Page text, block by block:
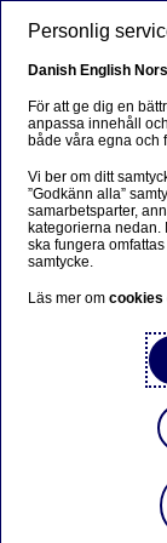
Siden findes
Bliv på siden
Nordea
av egna
Personlig
Danish English
För att ge dig en
anpassa innehåll
både våra egna och
Vi ber om ditt
”Godkänn alla”
samarbetsparter,
kategorierna nedan.
ska fungera
samtycke.
Läs mer omcookies